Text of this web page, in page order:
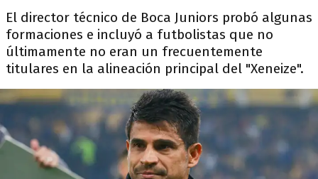
El director técnico de Boca Juniors probó algunas
formaciones e incluyó a futbolistas que no
últimamente no eran un frecuentemente
titulares en la alineación principal del "Xeneize".